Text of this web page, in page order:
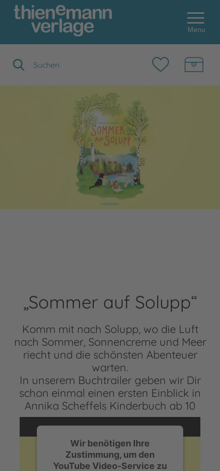
Menu
„Sommer auf Solupp“
Komm mit nach Solupp, wo die Luft
nach Sommer, Sonnencreme und Meer
riecht und die schönsten Abenteuer
warten.
In unserem Buchtrailer geben wir Dir
schon einmal einen ersten Einblick in
Annika Scheffels Kinderbuch ab 10
Wir benötigen Ihre
Zustimmung, um den
YouTube Video-Service zu